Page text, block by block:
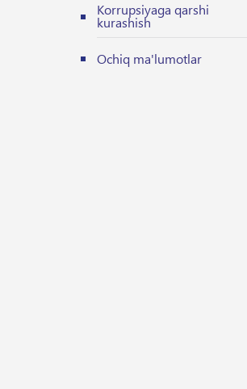
Korrupsiyaga qarshi
kurashish
Ochiq ma'lumotlar